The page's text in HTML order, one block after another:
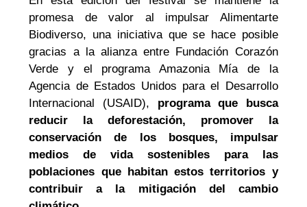
promesa de valor al impulsar Alimentarte
Biodiverso, una iniciativa que se hace posible
gracias a la alianza entre Fundación Corazón
Verde y el programa Amazonia Mía de la
Agencia de Estados Unidos para el Desarrollo
Internacional (USAID), programa que busca
reducir la deforestación, promover la
conservación de los bosques, impulsar
medios de vida sostenibles para las
poblaciones que habitan estos territorios y
contribuir a la mitigación del cambio